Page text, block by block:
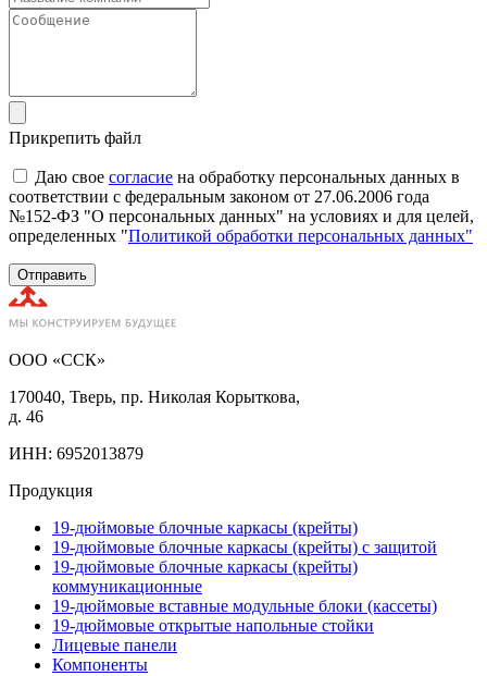
Прикрепить файл
Даю свое согласие на обработку персональных данных в
соответствии с федеральным законом от 27.06.2006 года
№152-ФЗ "О персональных данных" на условиях и для целей,
определенных "Политикой обработки персональных данных"
Отправить
ООО «ССК»
170040, Тверь, пр. Николая Корыткова,
д. 46
ИНН: 6952013879
Продукция
19-дюймовые блочные каркасы (крейты)
19-дюймовые блочные каркасы (крейты) с защитой
19-дюймовые блочные каркасы (крейты)
коммуникационные
19-дюймовые вставные модульные блоки (кассеты)
19-дюймовые открытые напольные стойки
Лицевые панели
Компоненты